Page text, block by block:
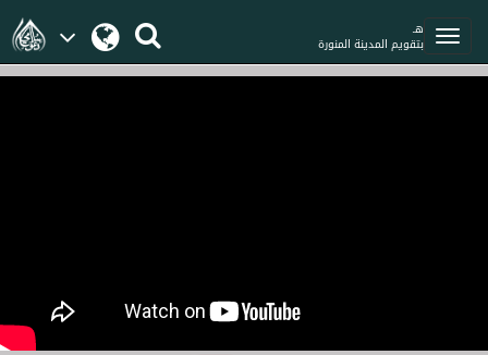
هـ
بتقويم المدينة المنورة